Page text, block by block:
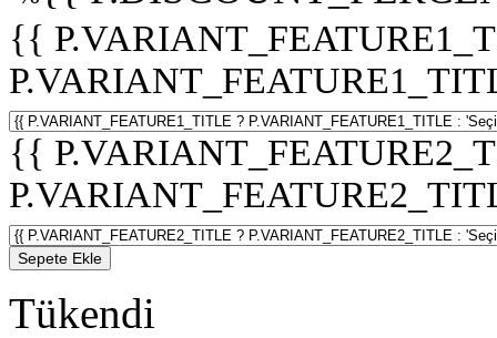
{{
{{
Sepete Ekle
Tükendi